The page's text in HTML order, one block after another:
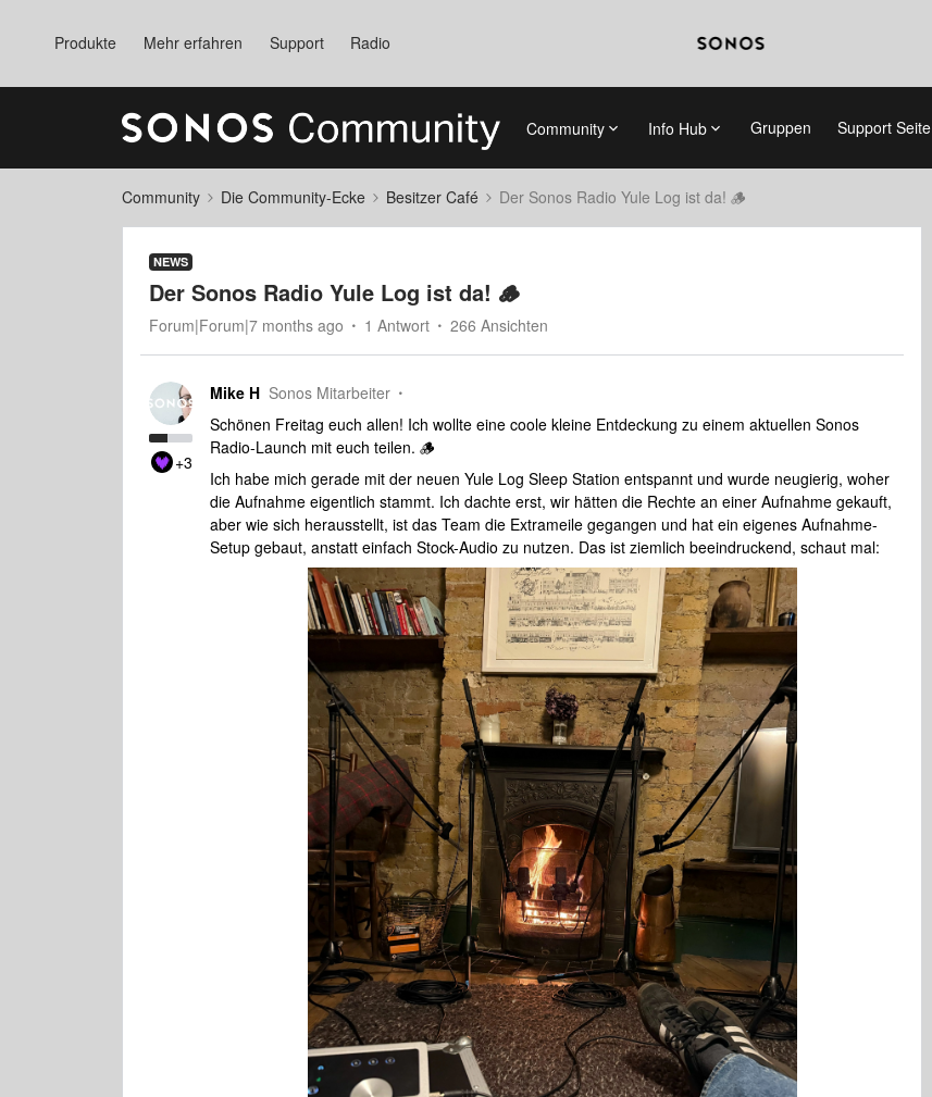
Produkte Mehr erfahren Support Radio
Community Info Hub Gruppen Support Seite
Community Die Community-Ecke Besitzer Café Der Sonos Radio Yule Log ist da! 🪵
NEWS
Der Sonos Radio Yule Log ist da! 🪵
Forum|Forum|7 months ago 1 Antwort 266 Ansichten
+3
Mike H Sonos Mitarbeiter
Schönen Freitag euch allen! Ich wollte eine coole kleine Entdeckung zu einem aktuellen Sonos
Radio-Launch mit euch teilen. 🪵
Ich habe mich gerade mit der neuen Yule Log Sleep Station entspannt und wurde neugierig, woher
die Aufnahme eigentlich stammt. Ich dachte erst, wir hätten die Rechte an einer Aufnahme gekauft,
aber wie sich herausstellt, ist das Team die Extrameile gegangen und hat ein eigenes Aufnahme-
Setup gebaut, anstatt einfach Stock-Audio zu nutzen. Das ist ziemlich beeindruckend, schaut mal: